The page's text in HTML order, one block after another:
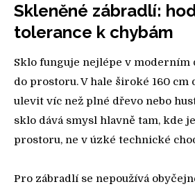
Skleněné zábradlí:
tolerance k chybám
Sklo funguje nejlépe v moderním
do prostoru. V hale široké 160
ulevit víc než plné dřevo nebo
sklo dává smysl hlavně tam, kde
prostoru, ne v úzké technické
Pro zábradlí se nepoužívá